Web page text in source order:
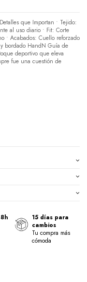
que Importan • Tejido:
al uso diario • Fit: Corte
• Acabados: Cuello reforzado
bordado HandN Guía de
deportivo que eleva
fue una cuestión de
15 días para
cambios
Tu compra más
cómoda